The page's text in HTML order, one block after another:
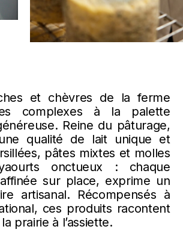
et chèvres de la ferme
complexes à la palette
Reine du pâturage,
qualité de lait unique et
pâtes mixtes et molles
onctueux : chaque
sur place, exprime un
artisanal. Récompensés à
ces produits racontent
prairie à l’assiette.